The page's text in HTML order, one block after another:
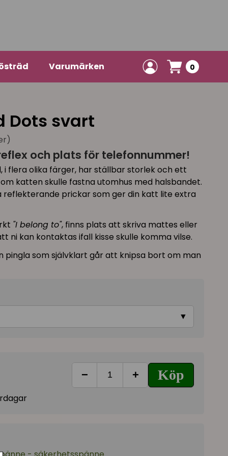
Varumärken 0
Dots svart
och plats för telefonnummer!
i flera olika färger, har ställbar storlek och ett
katten skulle fastna utomhus med halsbandet.
reflekterande prickar som ger din katt lite extra
"I belong to", finns plats att skriva mattes eller
ni kan kontaktas ifall kisse skulle komma vilse.
pingla som självklart går att knipsa bort om man
▼
− + Köp